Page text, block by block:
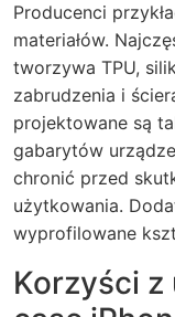
Producenci
materiałów.
tworzywa TPU,
zabrudzenia i
projektowane są
gabarytów
chronić przed
użytkowania.
wyprofilowane
Korzyści